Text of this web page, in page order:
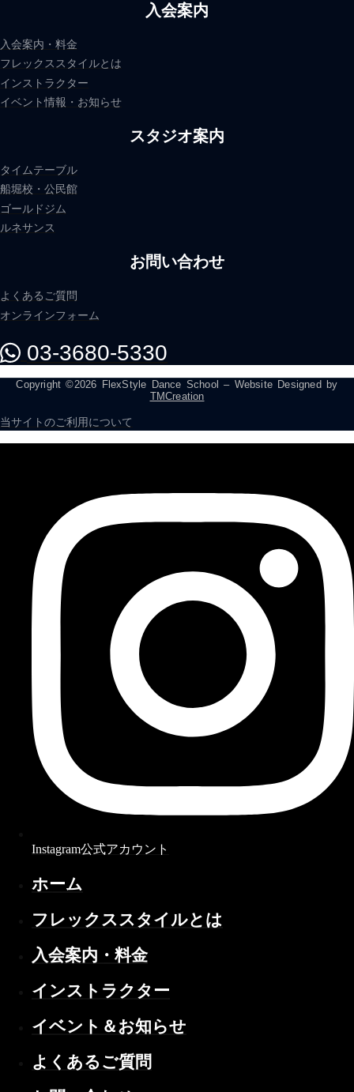
入会案内
入会案内・料金
フレックススタイルとは
インストラクター
イベント情報・お知らせ
スタジオ案内
タイムテーブル
船堀校・公民館
ゴールドジム
ルネサンス
お問い合わせ
よくあるご質問
オンラインフォーム
03-3680-5330
Copyright ©2026 FlexStyle Dance School – Website Designed by
TMCreation
当サイトのご利用について
Instagram公式アカウント
ホーム
フレックススタイルとは
入会案内・料金
インストラクター
イベント＆お知らせ
よくあるご質問